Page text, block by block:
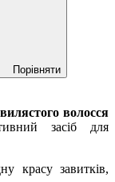
Порівняти
волосся
засіб для
красу завитків,